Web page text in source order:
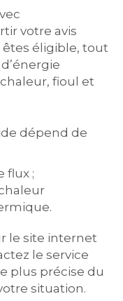
votre avis
êtes éligible, tout
fioul et
dépend de
flux ;
le site internet
le service
plus précise du
situation.